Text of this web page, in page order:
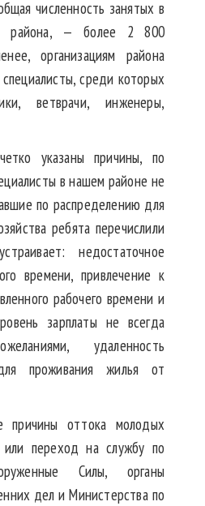
численность занятых в
района, — более 2 800
организациям района
среди которых
ветврачи, инженеры,
указаны причины, по
в нашем районе не
по распределению для
ребята перечислили
недостаточное
времени, привлечение к
рабочего времени и
зарплаты не всегда
удаленность
проживания жилья от
причины оттока молодых
переход на службу по
Силы, органы
дел и Министерства по